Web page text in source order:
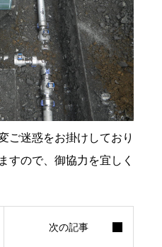
ご迷惑をお掛けしており
すので、御協力を宜しく